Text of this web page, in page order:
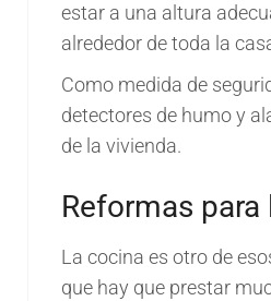
estar a una altura
alrededor de toda la
Como medida de
detectores de humo y
de la vivienda.
Reformas
La cocina es otro de
que hay que prestar